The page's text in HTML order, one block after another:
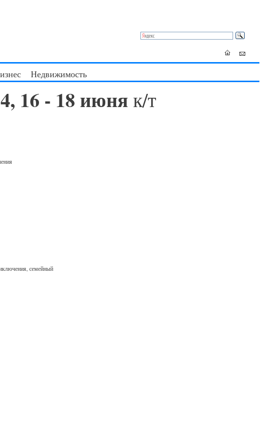
Недвижимость
16 - 18 июняк/т
семейный